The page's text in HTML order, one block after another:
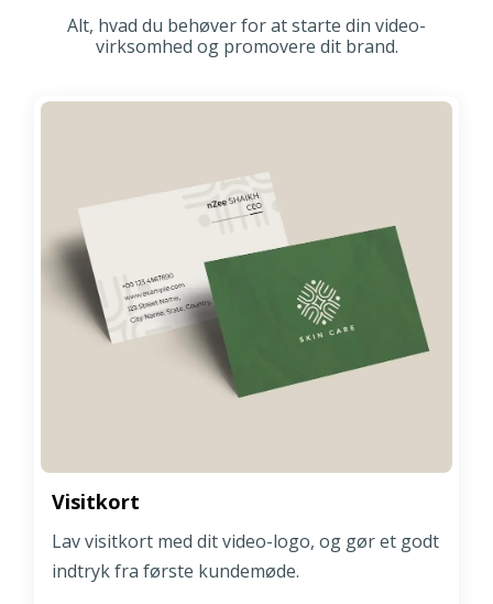
Alt, hvad du behøver for at starte din video-
virksomhed og promovere dit brand.
Visitkort
Lav visitkort med dit video-logo, og gør et godt
indtryk fra første kundemøde.